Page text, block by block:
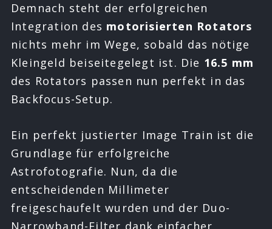
Demnach steht der erfolgreichen
Integration des motorisierten Rotators
nichts mehr im Wege, sobald das nötige
Kleingeld beiseitegelegt ist. Die 16.5 mm
des Rotators passen nun perfekt in das
Backfocus-Setup.
Ein perfekt justierter Image Train ist die
Grundlage für erfolgreiche
Astrofotografie. Nun, da die
entscheidenden Millimeter
freigeschaufelt wurden und der Duo-